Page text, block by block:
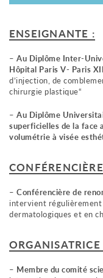
ENSEIGNANTE :
– Au Diplôme Inter-
Hôpital Paris V- Paris
d’injection, de
chirurgie plastique“
– Au Diplôme
superficielles de la face
volumétrie à visée
– Conférencière de
intervient régulièrement
dermatologiques et en
– Membre du comité